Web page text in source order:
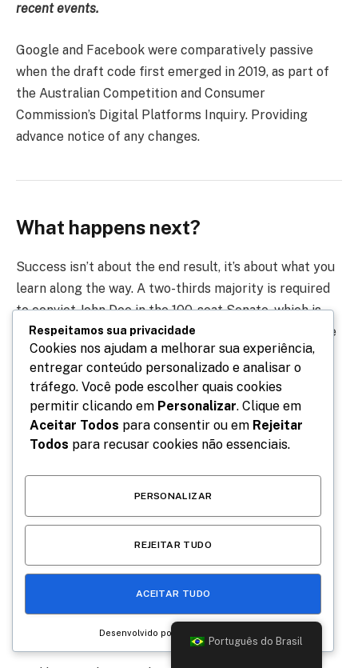
recent events.
Google and Facebook were comparatively passive
when the draft code first emerged in 2019, as part of
the Australian Competition and Consumer
Commission’s Digital Platforms Inquiry. Providing
advance notice of any changes.
What happens next?
Success isn’t about the end result, it’s about what you
learn along the way. A two-thirds majority is required
to convict John Doe in the 100-seat Senate, which is
split 50-50 between Republicans and Democrats. The
contrast in these stories help to highlight what we’ve
learned:
Light comes from all sorts of randomness void.
It’s a blessing, but also a terrible defect
Smart phones are amassiveenergy drain.
BuySmartMagfor your successful site.
The more lightweight you keep an idea,the quicker it
and the faster you get a feel for
whether or not you should continue down the same
Português do Brasil
Respeitamos sua privacidade
Cookies nos ajudam a melhorar sua experiência,
entregar conteúdo personalizado e analisar o
tráfego. Você pode escolher quais cookies
permitir clicando em Personalizar. Clique em
Aceitar Todos para consentir ou em Rejeitar
Todos para recusar cookies não essenciais.
PERSONALIZAR
REJEITAR TUDO
ACEITAR TUDO
Desenvolvido por